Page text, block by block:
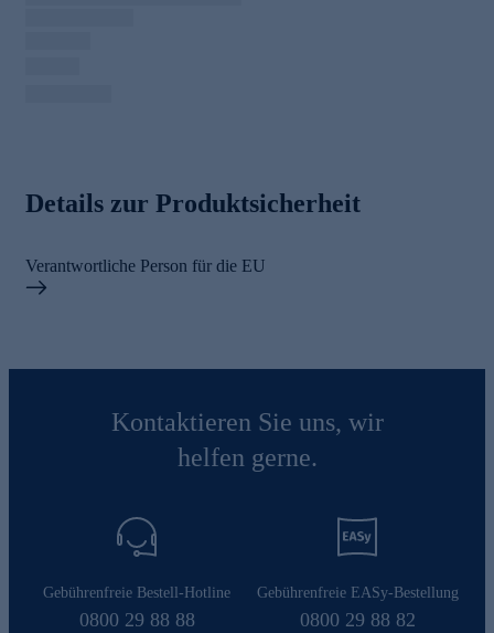
Details zur Produktsicherheit
Verantwortliche Person für die EU
Kontaktieren Sie uns, wir
helfen gerne.
Gebührenfreie Bestell-Hotline
0800 29 88 88
Gebührenfreie EASy-Bestellung
0800 29 88 82